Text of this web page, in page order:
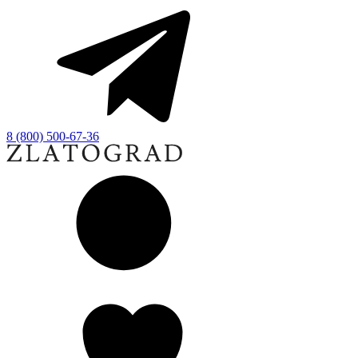
8 (800) 500-67-36